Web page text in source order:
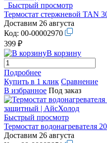
Быстрый просмотр
Термостат стержневой TAN
Доставим 26 августа
Код: 00-00002970
399 ₽
В корзину
Подробнее
Купить в 1 клик Сравнение
В избранное Под заказ
Быстрый просмотр
Термостат водонагревателя
Доставим 26 августа